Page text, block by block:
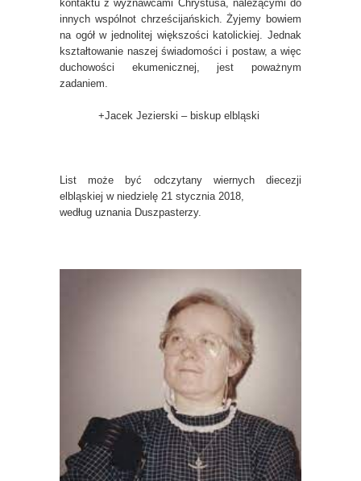
kontaktu z wyznawcami Chrystusa, należącymi do
innych wspólnot chrześcijańskich. Żyjemy bowiem
na ogół w jednolitej większości katolickiej. Jednak
kształtowanie naszej świadomości i postaw, a więc
duchowości ekumenicznej, jest poważnym
zadaniem.
+Jacek Jezierski – biskup elbląski
List może być odczytany wiernych diecezji
elbląskiej w niedzielę 21 stycznia 2018,
według uznania Duszpasterzy.